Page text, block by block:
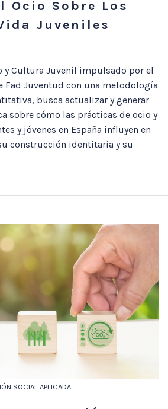
Ocio Sobre Los
Juveniles
y Cultura Juvenil impulsado por el
Fad Juventud con una metodología
busca actualizar y generar
sobre cómo las prácticas de ocio y
y jóvenes en España influyen en
construcción identitaria y su
SOCIAL APLICADA